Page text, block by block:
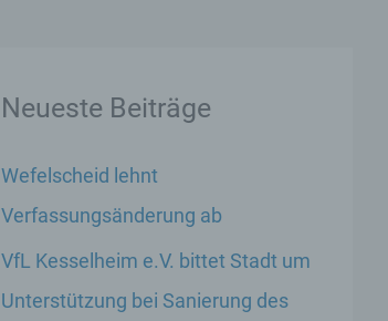
Neueste Beiträge
Wefelscheid lehnt
Verfassungsänderung ab
VfL Kesselheim e.V. bittet Stadt um
Unterstützung bei Sanierung des